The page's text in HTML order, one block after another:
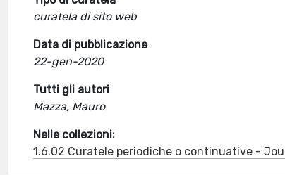
curatela di sito web
Data di pubblicazione
22-gen-2020
Tutti gli autori
Mazza, Mauro
Nelle collezioni:
1.6.02 Curatele periodiche o continuative -